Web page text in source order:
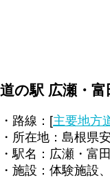
道の駅 広瀬・富
・路線：[主要地方
・所在地：島根県
・駅名：広瀬・富
・施設：体験施設